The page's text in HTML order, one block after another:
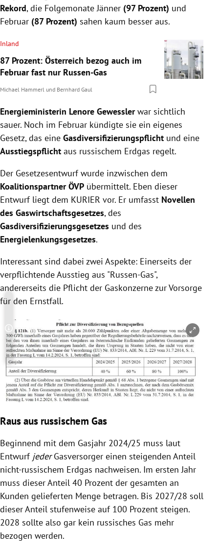
Rekord, die Folgemonate Jänner (97 Prozent) und
Februar (87 Prozent) sahen kaum besser aus.
Inland
87 Prozent: Österreich bezog auch im
Februar fast nur Russen-Gas
Michael Hammerl und Bernhard Gaul
Energieministerin Lenore Gewesslerwar sichtlich
sauer. Noch im Februar kündigte sie ein eigenes
Gesetz, das eine Gasdiversifizierungspflicht und eine
Ausstiegspflicht aus russischem Erdgas regelt.
Der Gesetzesentwurf wurde inzwischen dem
Koalitionspartner ÖVP übermittelt. Eben dieser
Entwurf liegt dem KURIER vor. Er umfasst Novellen
des Gaswirtschaftsgesetzes, des
Gasdiversifizierungsgesetzes und des
Energielenkungsgesetzes.
Interessant sind dabei zwei Aspekte: Einerseits der
verpflichtende Ausstieg aus "Russen-Gas",
andererseits die Pflicht der Gaskonzerne zur Vorsorge
für den Ernstfall.
Copyright-Hinweis öffnen/schließen
Raus aus russischem Gas
Beginnend mit dem Gasjahr 2024/25 muss laut
Entwurf jederGasversorger einen steigenden Anteil
nicht-russischem Erdgas nachweisen. Im ersten Jahr
muss dieser Anteil 40 Prozent der gesamten an
Kunden gelieferten Menge betragen. Bis 2027/28 soll
dieser Anteil stufenweise auf 100 Prozent steigen.
2028 sollte also gar kein russisches Gas mehr
bezogen werden.